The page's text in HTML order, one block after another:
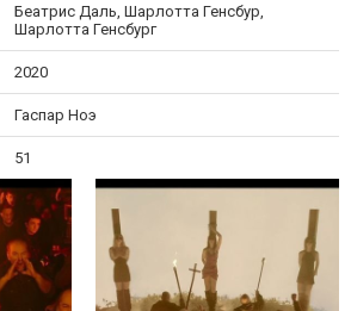
Беатрис Даль, Шарлотта Генсбур,
Шарлотта Генсбург
2020
Гаспар Ноэ
51